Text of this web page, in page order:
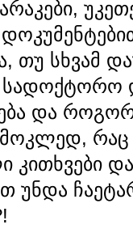
თუ სხვამ
და
რაც
კითხვები
უნდა